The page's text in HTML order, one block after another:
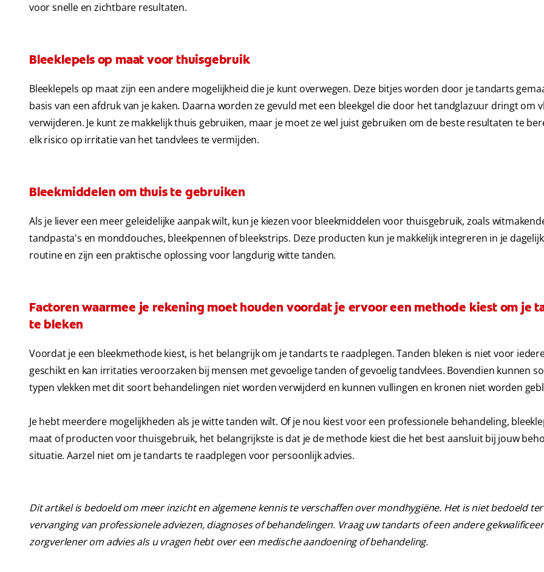
voor snelle en zichtbare resultaten.
Bleeklepels op maat voor thuisgebruik
Bleeklepels op maat zijn een andere mogelijkheid die je kunt overwegen. Deze bitjes worden door je tandarts
basis van een afdruk van je kaken. Daarna worden ze gevuld met een bleekgel die door het tandglazuur dringt om
verwijderen. Je kunt ze makkelijk thuis gebruiken, maar je moet ze wel juist gebruiken om de beste resultaten te
elk risico op irritatie van het tandvlees te vermijden.
Bleekmiddelen om thuis te gebruiken
Als je liever een meer geleidelijke aanpak wilt, kun je kiezen voor bleekmiddelen voor thuisgebruik, zoals
tandpasta's en monddouches, bleekpennen of bleekstrips. Deze producten kun je makkelijk integreren in je
routine en zijn een praktische oplossing voor langdurig witte tanden.
Factoren waarmee je rekening moet houden voordat je ervoor een methode kiest om je
te bleken
Voordat je een bleekmethode kiest, is het belangrijk om je tandarts te raadplegen. Tanden bleken is niet voor
geschikt en kan irritaties veroorzaken bij mensen met gevoelige tanden of gevoelig tandvlees. Bovendien kunnen
typen vlekken met dit soort behandelingen niet worden verwijderd en kunnen vullingen en kronen niet worden
Je hebt meerdere mogelijkheden als je witte tanden wilt. Of je nou kiest voor een professionele behandeling,
maat of producten voor thuisgebruik, het belangrijkste is dat je de methode kiest die het best aansluit bij jouw
situatie. Aarzel niet om je tandarts te raadplegen voor persoonlijk advies.
Dit artikel is bedoeld om meer inzicht en algemene kennis te verschaffen over mondhygiëne. Het is niet bedoeld ter
vervanging van professionele adviezen, diagnoses of behandelingen. Vraag uw tandarts of een andere
zorgverlener om advies als u vragen hebt over een medische aandoening of behandeling.